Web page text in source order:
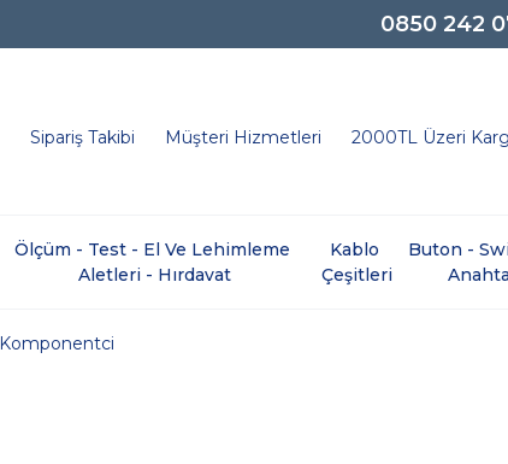
0850 242
Sipariş Takibi Müşteri Hizmetleri 2000TL Üzeri
Ölçüm - Test - El Ve Lehimleme
Aletleri - Hırdavat
Kablo
Çeşitleri
Buton -
Komponentci